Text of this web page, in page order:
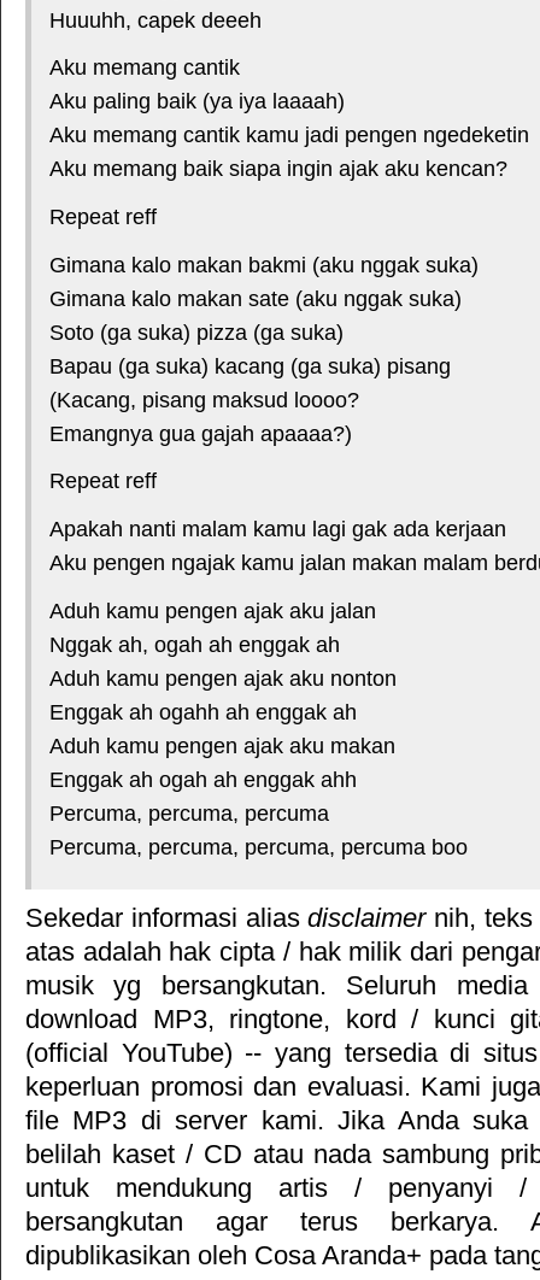
Huuuhh, capek deeeh
Aku memang cantik
Aku paling baik (ya iya laaaah)
Aku memang cantik kamu jadi pengen ngedeketin
Aku memang baik siapa ingin ajak aku kencan?
Repeat reff
Gimana kalo makan bakmi (aku nggak suka)
Gimana kalo makan sate (aku nggak suka)
Soto (ga suka) pizza (ga suka)
Bapau (ga suka) kacang (ga suka) pisang
(Kacang, pisang maksud loooo?
Emangnya gua gajah apaaaa?)
Repeat reff
Apakah nanti malam kamu lagi gak ada kerjaan
Aku pengen ngajak kamu jalan makan malam
Aduh kamu pengen ajak aku jalan
Nggak ah, ogah ah enggak ah
Aduh kamu pengen ajak aku nonton
Enggak ah ogahh ah enggak ah
Aduh kamu pengen ajak aku makan
Enggak ah ogah ah enggak ahh
Percuma, percuma, percuma
Percuma, percuma, percuma, percuma boo
Sekedar informasi aliasdisclaimernih, teks
atas adalah hak cipta / hak milik dari
musik yg bersangkutan. Seluruh
download MP3, ringtone, kord / kunci
(official YouTube) -- yang tersedia di
keperluan promosi dan evaluasi. Kami
file MP3 di server kami. Jika Anda
belilah kaset / CD atau nada sambung
untuk mendukung artis / penyanyi
bersangkutan agar terus berkarya.
dipublikasikan oleh Cosa Aranda+ pada